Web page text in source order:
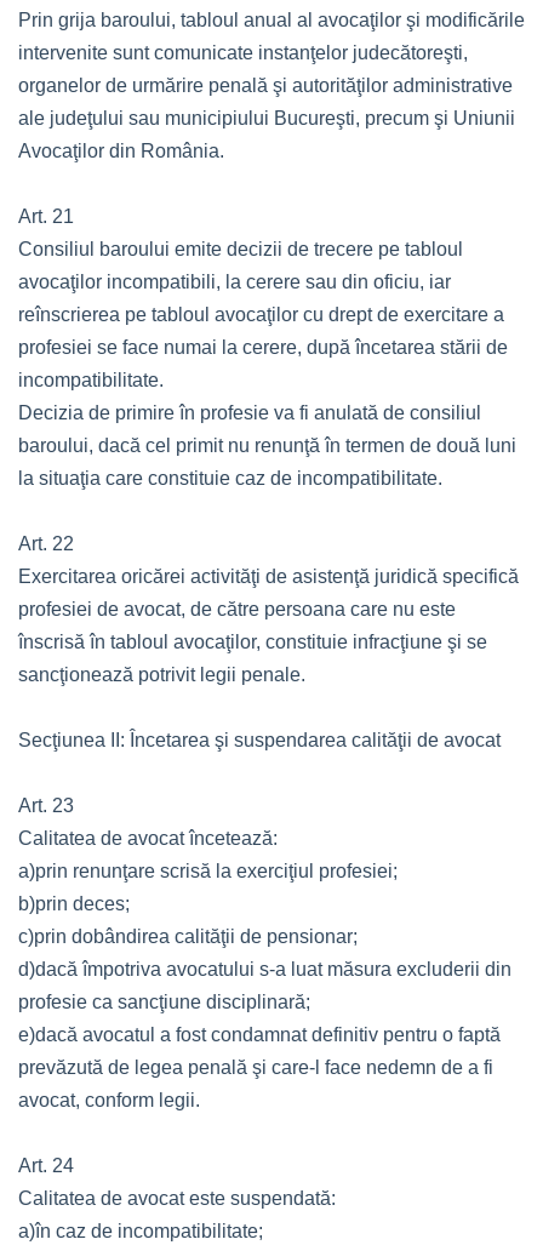
Prin grija baroului, tabloul anual al avocaţilor şi modificările
intervenite sunt comunicate instanţelor judecătoreşti,
organelor de urmărire penală şi autorităţilor administrative
ale judeţului sau municipiului Bucureşti, precum şi Uniunii
Avocaţilor din România.
Art. 21
Consiliul baroului emite decizii de trecere pe tabloul
avocaţilor incompatibili, la cerere sau din oficiu, iar
reînscrierea pe tabloul avocaţilor cu drept de exercitare a
profesiei se face numai la cerere, după încetarea stării de
incompatibilitate.
Decizia de primire în profesie va fi anulată de consiliul
baroului, dacă cel primit nu renunţă în termen de două luni
la situaţia care constituie caz de incompatibilitate.
Art. 22
Exercitarea oricărei activităţi de asistenţă juridică specifică
profesiei de avocat, de către persoana care nu este
înscrisă în tabloul avocaţilor, constituie infracţiune şi se
sancţionează potrivit legii penale.
Secţiunea II: Încetarea şi suspendarea calităţii de avocat
Art. 23
Calitatea de avocat încetează:
a)prin renunţare scrisă la exerciţiul profesiei;
b)prin deces;
c)prin dobândirea calităţii de pensionar;
d)dacă împotriva avocatului s-a luat măsura excluderii din
profesie ca sancţiune disciplinară;
e)dacă avocatul a fost condamnat definitiv pentru o faptă
prevăzută de legea penală şi care-l face nedemn de a fi
avocat, conform legii.
Art. 24
Calitatea de avocat este suspendată:
a)în caz de incompatibilitate;